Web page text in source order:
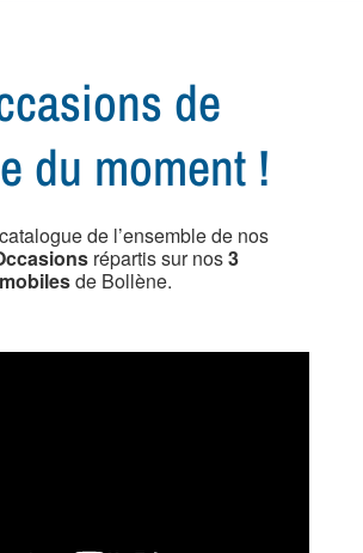
de
du moment !
de l’ensemble de nos
répartis sur nos3
de Bollène.